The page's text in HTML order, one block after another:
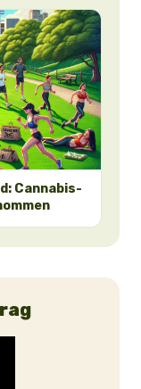
Cannabis-